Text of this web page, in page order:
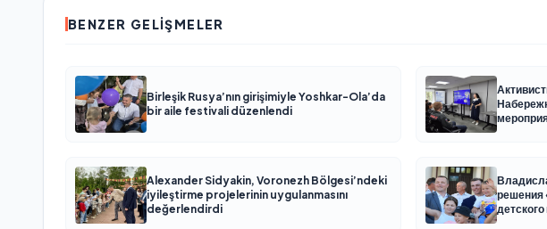
BENZER GELIŞMELER
Birleşik Rusya’nın girişimiyle Yoshkar-Ola’da
bir aile festivali düzenlendi
Alexander Sidyakin, Voronezh Bölgesi’ndeki
iyileştirme projelerinin uygulanmasını
değerlendirdi
решения